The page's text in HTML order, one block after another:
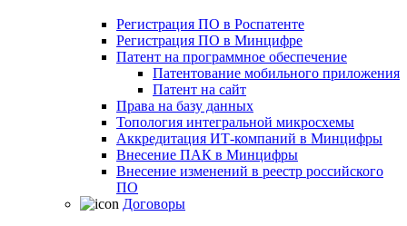
Регистрация ПО в Роспатенте
Регистрация ПО в Минцифре
Патент на программное обеспечение
Патентование мобильного приложения
Патент на сайт
Права на базу данных
Топология интегральной микросхемы
Аккредитация ИТ-компаний в Минцифры
Внесение ПАК в Минцифры
Внесение изменений в реестр российского
ПО
Договоры